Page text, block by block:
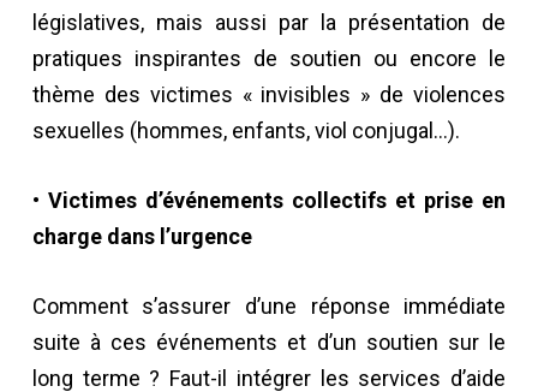
législatives, mais aussi par la présentation de
pratiques inspirantes de soutien ou encore le
thème des victimes « invisibles » de violences
sexuelles (hommes, enfants, viol conjugal…).
• Victimes d’événements collectifs et prise en
charge dans l’urgence
Comment s’assurer d’une réponse immédiate
suite à ces événements et d’un soutien sur le
long terme ? Faut-il intégrer les services d’aide